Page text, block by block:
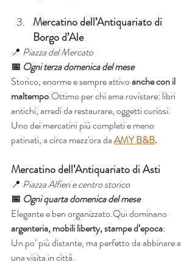
Mercatino dell’Antiquariato di
Borgo d’Ale
📍 Piazza del Mercato
📅 Ogni terza domenica del mese
Storico, enorme e sempre attivo anche con il
maltempo.Ottimo per chi ama rovistare: libri
antichi, arredi da restaurare, oggetti curiosi.
Uno dei mercatini più completi e meno
patinati, a circa mezz'ora da AMY B&B.
Mercatino dell’Antiquariato di Asti
📍 Piazza Alfieri e centro storico
📅 Ogni quarta domenica del mese
Elegante e ben organizzato.Qui dominano
argenteria, mobili liberty, stampe d’epoca.
Un po’ più distante, ma perfetto da abbinare a
una visita in città.